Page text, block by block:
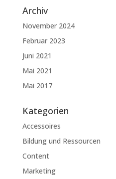
Archiv
November 2024
Februar 2023
Juni 2021
Mai 2021
Mai 2017
Kategorien
Accessoires
Bildung und Ressourcen
Content
Marketing